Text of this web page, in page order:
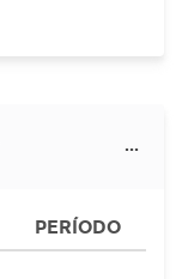
...
PERÍODO